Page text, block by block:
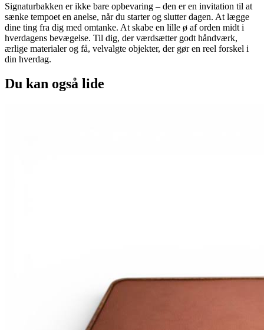
Signaturbakken er ikke bare opbevaring – den er en invitation til at
sænke tempoet en anelse, når du starter og slutter dagen. At lægge
dine ting fra dig med omtanke. At skabe en lille ø af orden midt i
hverdagens bevægelse. Til dig, der værdsætter godt håndværk,
ærlige materialer og få, velvalgte objekter, der gør en reel forskel i
din hverdag.
Du kan også lide